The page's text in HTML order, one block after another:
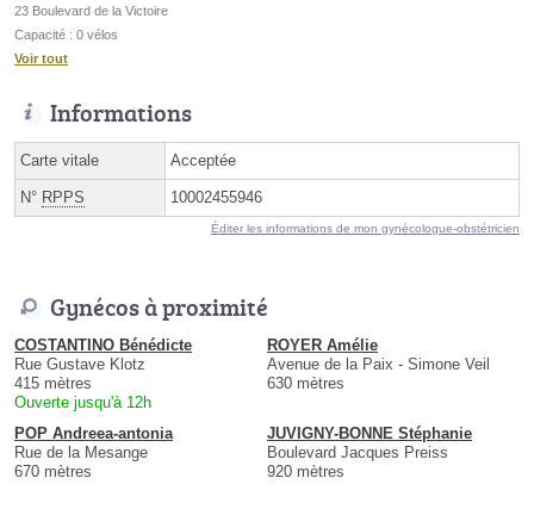
23 Boulevard de la Victoire
Capacité : 0 vélos
Voir tout
Informations
Carte vitale Acceptée
N° RPPS 10002455946
Éditer les informations de mon gynécologue-obstétricien
Gynécos à proximité
COSTANTINO Bénédicte
Rue Gustave Klotz
415 mètres
Ouverte jusqu'à 12h
ROYER Amélie
Avenue de la Paix - Simone Veil
630 mètres
POP Andreea-antonia
Rue de la Mesange
670 mètres
JUVIGNY-BONNE Stéphanie
Boulevard Jacques Preiss
920 mètres